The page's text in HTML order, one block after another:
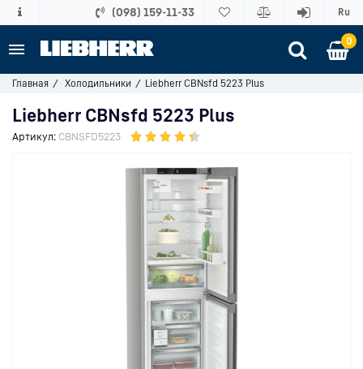
(098) 159-11-33 Ru
0
Главная Холодильники Liebherr CBNsfd 5223 Plus
Liebherr CBNsfd 5223 Plus
Артикул: CBNSFD5223